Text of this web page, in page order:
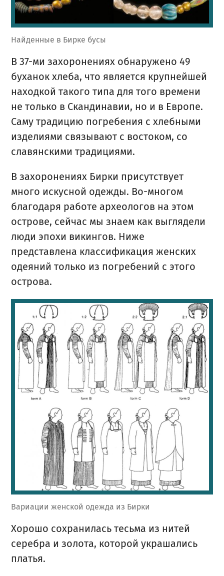
Найденные в Бирке бусы
В 37-ми захоронениях обнаружено 49
буханок хлеба, что является крупнейшей
находкой такого типа для того времени
не только в Скандинавии, но и в Европе.
Саму традицию погребения с хлебными
изделиями связывают с востоком, со
славянскими традициями.
В захоронениях Бирки присутствует
много искусной одежды. Во-многом
благодаря работе археологов на этом
острове, сейчас мы знаем как выглядели
люди эпохи викингов. Ниже
представлена классификация женских
одеяний только из погребений с этого
острова.
Вариации женской одежда из Бирки
Хорошо сохранилась тесьма из нитей
серебра и золота, которой украшались
платья.